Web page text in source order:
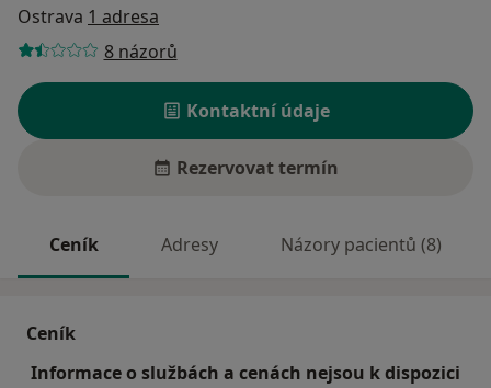
Ostrava 1 adresa
8 názorů
Kontaktní údaje
Rezervovat termín
Ceník Adresy Názory pacientů (8)
Ceník
Informace o službách a cenách nejsou k dispozici